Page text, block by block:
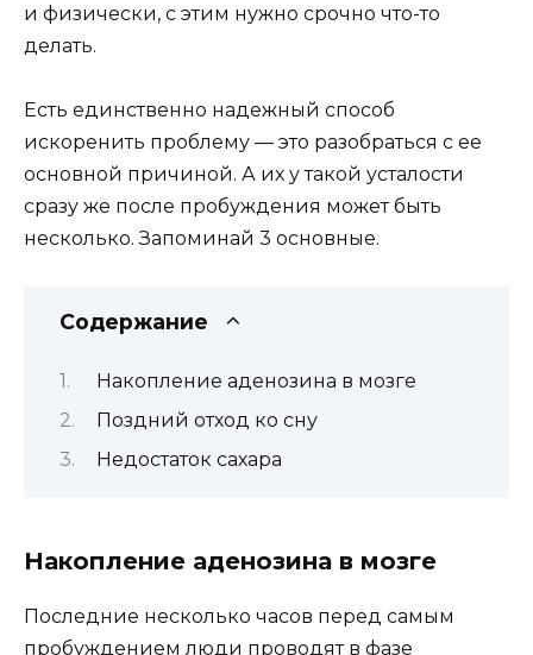
и физически, с этим нужно срочно что-то
делать.
Есть единственно надежный способ
искоренить проблему — это разобраться с ее
основной причиной. А их у такой усталости
сразу же после пробуждения может быть
несколько. Запоминай 3 основные.
Содержание
Накопление аденозина в мозге
Поздний отход ко сну
Недостаток сахара
Накопление аденозина в мозге
Последние несколько часов перед самым
пробуждением люди проводят в фазе